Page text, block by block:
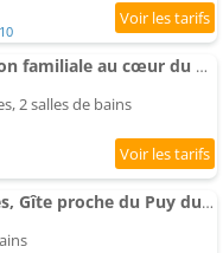
Le Gîte Cousich Maison familiale au cœur du Boupère, à proximité du Puy duFou
2 salles de bains
Le Jardin des Nosières, Gîte proche du Puy du Fou